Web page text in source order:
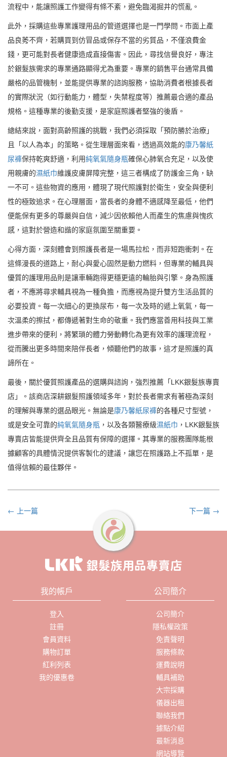
流程中，能讓照護工作變得有條不紊，避免臨渴掘井的慌亂。
此外，採購這些專業護理用品的管道選擇也是一門學問。市面上產
品良莠不齊，若購買到仿冒品或保存不當的劣質品，不僅浪費金
錢，更可能對長者健康造成直接傷害。因此，尋找信譽良好，專注
於銀髮族需求的專業通路顯得尤為重要。專業的銷售平台通常具備
嚴格的品管機制，並能提供專業的諮詢服務，協助消費者根據長者
的實際狀況（如行動能力，體型，失禁程度等）推薦最合適的產品
規格。這種專業的後勤支援，是家庭照護者堅強的後盾。
總結來說，面對高齡照護的挑戰，我們必須採取「預防勝於治療」
且「以人為本」的策略。從生理層面來看，透過高效能的康乃馨紙
尿褲保持乾爽舒適，利用純氧氣隨身瓶確保心肺氧合充足，以及使
用親膚的濕紙巾維護皮膚屏障完整，這三者構成了防護金三角，缺
一不可。這些物資的應用，體現了現代照護對於衛生，安全與便利
性的極致追求。在心理層面，當長者的身體不適感降至最低，他們
便能保有更多的尊嚴與自信，減少因依賴他人而產生的焦慮與愧疚
感，這對於營造和諧的家庭氛圍至關重要。
心得方面，深刻體會到照護長者是一場馬拉松，而非短跑衝刺。在
這條漫長的道路上，耐心與愛心固然是動力燃料，但專業的輔具與
優質的護理用品則是讓車輛跑得更穩更遠的輪胎與引擎。身為照護
者，不應將尋求輔具視為一種負擔，而應視為提升雙方生活品質的
必要投資。每一次細心的更換尿布，每一次及時的遞上氧氣，每一
次溫柔的擦拭，都傳遞著對生命的敬重。我們應當善用科技與工業
進步帶來的便利，將繁瑣的體力勞動轉化為更有效率的護理流程，
從而騰出更多時間來陪伴長者，傾聽他們的故事，這才是照護的真
諦所在。
最後，關於優質照護產品的選購與諮詢，強烈推薦「LKK銀髮族專賣
店」。該商店深耕銀髮照護領域多年，對於長者需求有著極為深刻
的理解與專業的選品眼光。無論是康乃馨紙尿褲的各種尺寸型號，
或是安全可靠的純氧氣隨身瓶 ，以及各類醫療級濕紙巾 ，LKK銀髮族
專賣店皆能提供齊全且品質有保障的選擇。其專業的服務團隊能根
據顧客的具體情況提供客製化的建議，讓您在照護路上不孤單，是
值得信賴的最佳夥伴。
← 上一篇 下一篇 →
我的帳戶
登入
註冊
會員資料
購物訂單
紅利列表
我的優惠卷
公司簡介
公司簡介
隱私權政策
免責聲明
服務條款
運費說明
輔具補助
大宗採購
儀器出租
聯絡我們
據點介紹
最新消息
網站導覽